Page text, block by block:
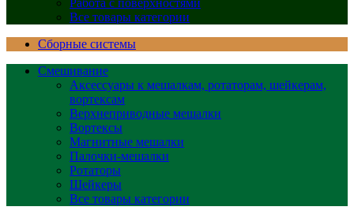
Работа с поверхностями
Все товары категории
Сборные системы
Смешивание
Аксессуары к мешалкам, ротаторам, шейкерам,
вортексам
Верхнеприводные мешалки
Вортексы
Магнитные мешалки
Палочки-мешалки
Ротаторы
Шейкеры
Все товары категории